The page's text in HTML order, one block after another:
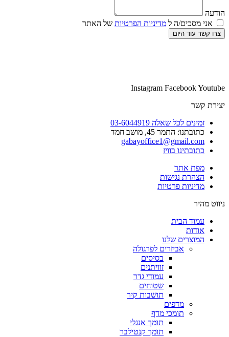
הודעה
אני מסכים/ה ל מדיניות הפרטיות של האתר
צרו קשר עוד היום
Instagram FacebookYoutube
יצירת קשר
זמינים לכל שאלה 03-6044919
כתובתנו: התמר 45, מושב חמד​
gabayoffice1@gmail.com
כתובתינו בוויז
מפת אתר
הצהרת נגישות
מדיניות פרטיות
ניווט מהיר
עמוד הבית
אודות
המוצרים שלנו
אביזרים לפרגולה
בסיסים
זוויתנים
עמודי גדר
שטוחים
תושבות קיר
מדפים
תומכי מדף
תומך אנגלי
תומך קנטילבר